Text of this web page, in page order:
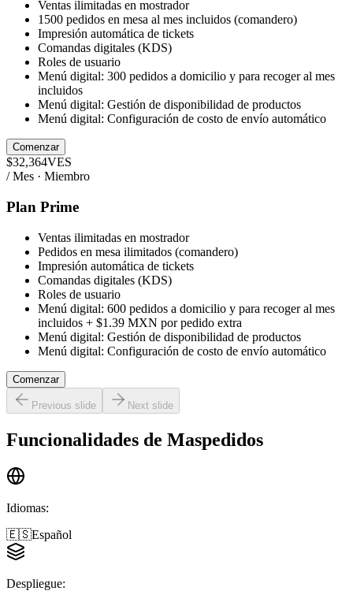
Ventas ilimitadas en mostrador
1500 pedidos en mesa al mes incluidos (comandero)
Impresión automática de tickets
Comandas digitales (KDS)
Roles de usuario
Menú digital: 300 pedidos a domicilio y para recoger al mes
incluidos
Menú digital: Gestión de disponibilidad de productos
Menú digital: Configuración de costo de envío automático
Comenzar
$32,364VES
/ Mes · Miembro
Plan Prime
Ventas ilimitadas en mostrador
Pedidos en mesa ilimitados (comandero)
Impresión automática de tickets
Comandas digitales (KDS)
Roles de usuario
Menú digital: 600 pedidos a domicilio y para recoger al mes
incluidos + $1.39 MXN por pedido extra
Menú digital: Gestión de disponibilidad de productos
Menú digital: Configuración de costo de envío automático
Comenzar
Previous slide Next slide
Funcionalidades de Maspedidos
Idiomas:
🇪🇸Español
Despliegue: